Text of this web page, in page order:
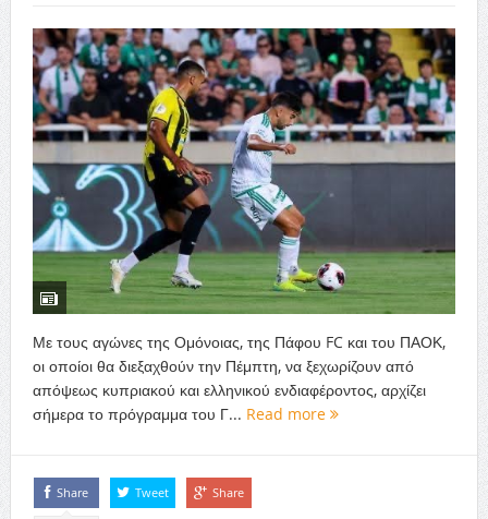
Με τους αγώνες της Ομόνοιας, της Πάφου FC και του ΠΑΟΚ,
οι οποίοι θα διεξαχθούν την Πέμπτη, να ξεχωρίζουν από
απόψεως κυπριακού και ελληνικού ενδιαφέροντος, αρχίζει
σήμερα το πρόγραμμα του Γ... Read more
Share Tweet Share